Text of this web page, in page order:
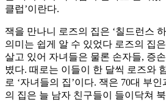
클럽’이란다.
잭을 만나니 로즈의 집은 ‘칠드런스
의미는 쉽게 알 수 있었다 로즈의 집
살고 있어 자녀들은 물론 손자들, 증
볐다. 때로는 이들이 한 달씩 로즈와
로 ‘자녀들의 집’이다. 잭은 70대 부
의 집은 늘 남자 친구들이 들이닥쳐